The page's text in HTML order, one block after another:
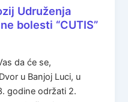
Udruženja
bolesti “CUTIS”
da će se,
u Banjoj Luci, u
godine održati 2.